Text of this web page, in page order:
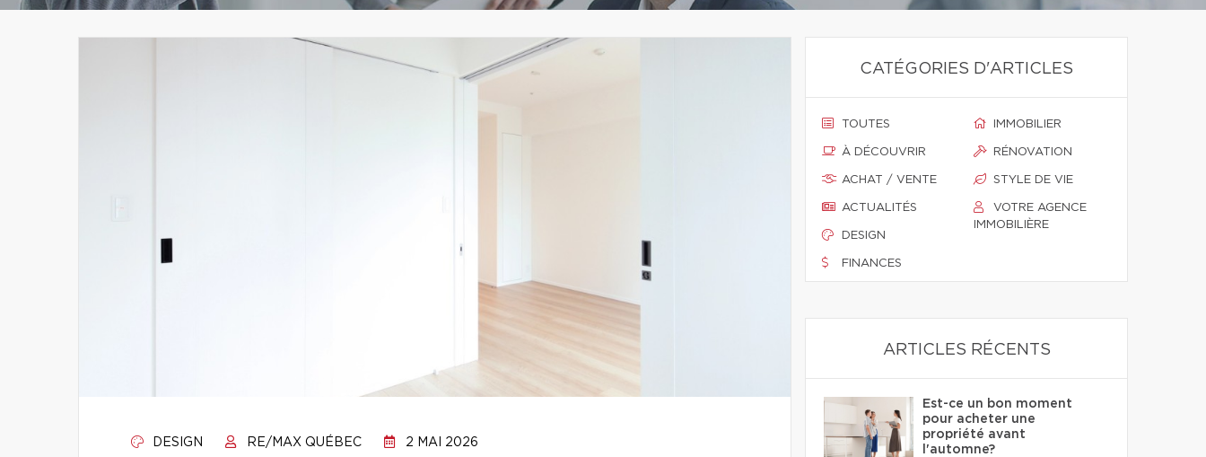
DESIGN RE/MAX QUÉBEC 2 MAI 2026
CATÉGORIES D'ARTICLES
TOUTES
À DÉCOUVRIR
ACHAT / VENTE
ACTUALITÉS
DESIGN
FINANCES
IMMOBILIER
RÉNOVATION
STYLE DE VIE
IMMOBILIÈRE
ARTICLES RÉCENTS
Est-ce un bon moment
pour acheter une
propriété avant
l'automne?